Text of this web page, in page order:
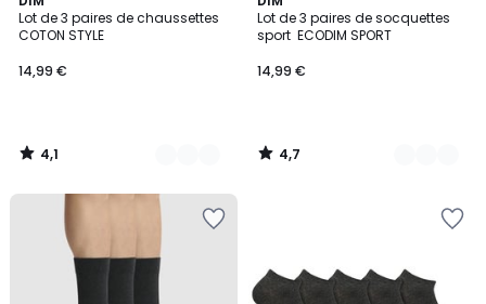
Lot de 3 paires de chaussettes
COTON STYLE
€.
14,99 €
/ 5
Couleurs
4,1
/
Lot de 3 paires de socquettes
sport ECODIM SPORT
14,99 €
/ 5
Couleurs
4,7
/